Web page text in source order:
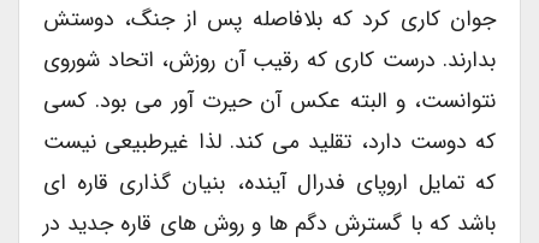
جوان کاری کرد که بلافاصله پس از جنگ، دوستش
بدارند. درست کاری که رقیب آن روزش، اتحاد شوروی
نتوانست، و البته عکس آن حیرت آور می بود. کسی
که دوست دارد، تقلید می کند. لذا غیرطبیعی نیست
که تمایل اروپای فدرال آینده، بنیان گذاری قاره ای
باشد که با گسترش دگم ها و روش های قاره جدید در